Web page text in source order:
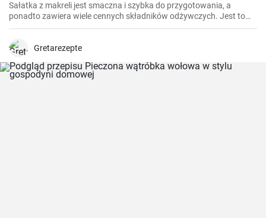
Sałatka z makreli jest smaczna i szybka do przygotowania, a
ponadto zawiera wiele cennych składników odżywczych. Jest to
idealne danie na szybki lunch, ale również sprawdzi się jako
Gretarezepte